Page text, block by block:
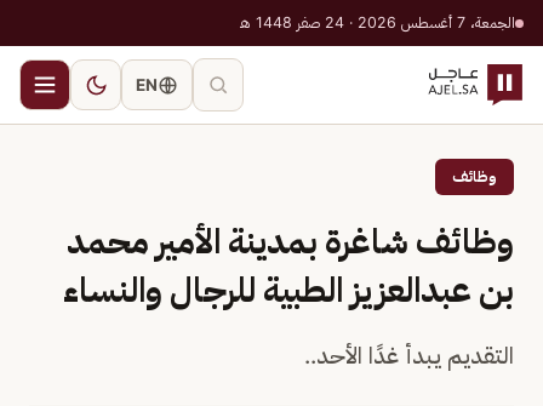
الجمعة، 7 أغسطس 2026 · 24 صفر 1448 هـ
EN
وظائف
وظائف شاغرة بمدينة الأمير محمد
بن عبدالعزيز الطبية للرجال والنساء
التقديم يبدأ غدًا الأحد..